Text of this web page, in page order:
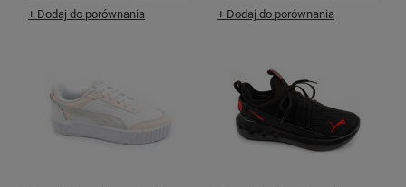
+ Dodaj do porównania + Dodaj do porównania